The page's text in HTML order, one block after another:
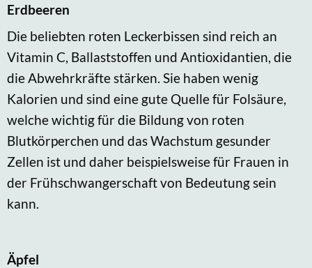
Erdbeeren
Die beliebten roten Leckerbissen sind reich an
Vitamin C, Ballaststoffen und Antioxidantien, die
die Abwehrkräfte stärken. Sie haben wenig
Kalorien und sind eine gute Quelle für Folsäure,
welche wichtig für die Bildung von roten
Blutkörperchen und das Wachstum gesunder
Zellen ist und daher beispielsweise für Frauen in
der Frühschwangerschaft von Bedeutung sein
kann.
Äpfel